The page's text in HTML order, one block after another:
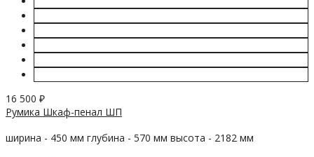
16 500 ₽
Румика Шкаф-пенал ШП
ширина - 450 мм глубина - 570 мм высота - 2182 мм